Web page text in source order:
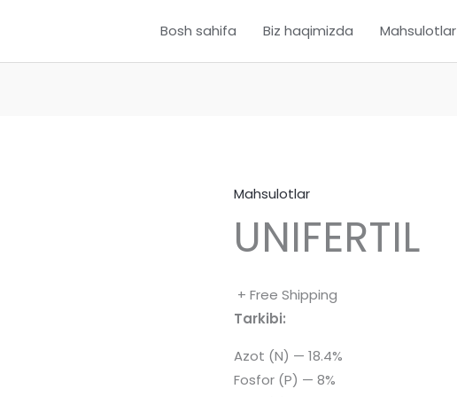
Bosh sahifa Biz haqimizda Mahsulotlar
Mahsulotlar
UNIFERTIL
+ Free Shipping
Tarkibi:
Azot (N) — 18.4%
Fosfor (P) — 8%